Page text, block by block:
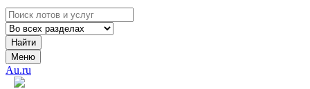
Найти
Меню
Au.ru